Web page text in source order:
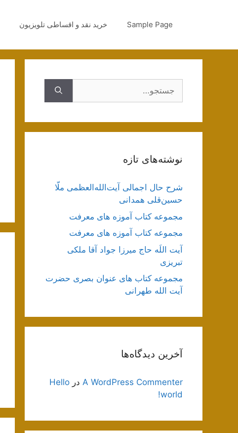
Sample Page خرید نقد و اقساطی تلویزیون
نوشته‌های تازه
شرح حال اجمالی آیت‌الله‌العظمی ملّا
حسین‌قلی همدانی
مجموعه کتاب آموزه های معرفت
مجموعه کتاب آموزه های معرفت
آیت اللَه حاج میرزا جواد آقا ملکی
تبریزی
مجموعه کتاب های عنوان بصری حضرت
آیت الله طهرانی
آخرین دیدگاه‌ها
A WordPress Commenter در Hello
world!